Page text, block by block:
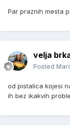
Par praznih mesta
velja
Posted
od pistalica kojesi
ih bez ikakvih